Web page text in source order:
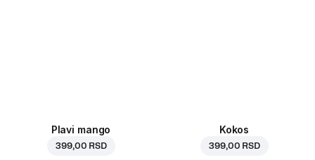
Plavi mango
399,00 RSD
Kokos
399,00 RSD